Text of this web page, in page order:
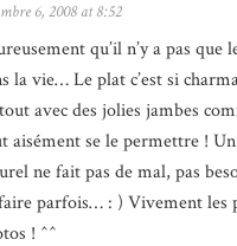
6, 2008 at 8:52
qu’il n’y a pas que
la vie… Le plat c’est si
avec des jolies jambes
aisément se le permettre !
ne fait pas de mal, pas
parfois… : ) Vivement les
! ^^